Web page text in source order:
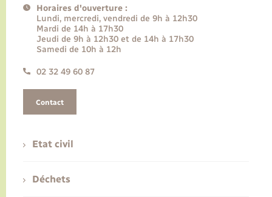
Horaires d'ouverture :
Lundi, mercredi, vendredi de 9h à 12h30
Mardi de 14h à 17h30
Jeudi de 9h à 12h30 et de 14h à 17h30
Samedi de 10h à 12h
02 32 49 60 87
Contact
Etat civil
Déchets